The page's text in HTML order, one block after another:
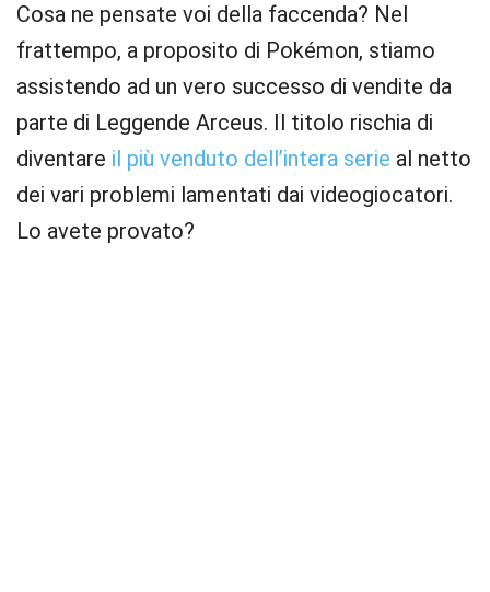
Cosa ne pensate voi della faccenda? Nel
frattempo, a proposito di Pokémon, stiamo
assistendo ad un vero successo di vendite da
parte di Leggende Arceus. Il titolo rischia di
diventare il più venduto dell’intera serie al netto
dei vari problemi lamentati dai videogiocatori.
Lo avete provato?